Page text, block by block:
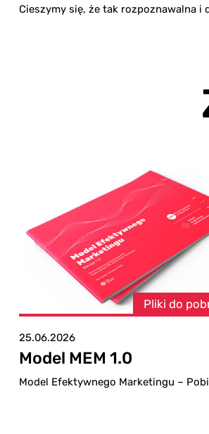
Cieszymy się, że tak rozpoznawalna i
Pliki do
25.06.2026
Model MEM 1.0
Model Efektywnego Marketingu –